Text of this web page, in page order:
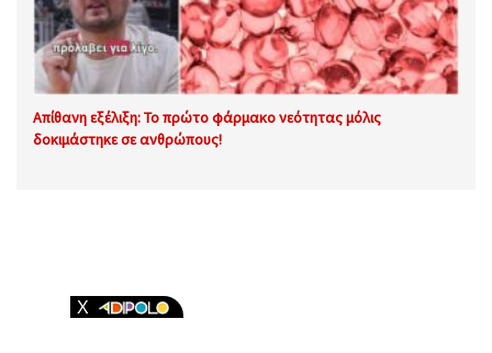
Απίθανη εξέλιξη: Το πρώτο φάρμακο νεότητας μόλις
δοκιμάστηκε σε ανθρώπους!